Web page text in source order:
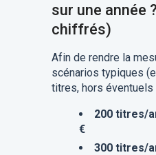
sur une année
chiffrés)
Afin de rendre la
scénarios typiques
titres, hors
200 titres/
€
300 titres/